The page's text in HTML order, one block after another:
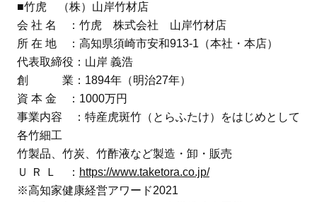
■竹虎 （株）山岸竹材店
会 社 名 ：竹虎 株式会社 山岸竹材店
所 在 地 ：高知県須崎市安和913-1（本社・本店）
代表取締役：山岸 義浩
創 業：1894年（明治27年）
資 本 金 ：1000万円
事業内容 ：特産虎斑竹（とらふたけ）をはじめとして
各竹細工
竹製品、竹炭、竹酢液など製造・卸・販売
Ｕ Ｒ Ｌ ： https://www.taketora.co.jp/
※高知家健康経営アワード2021